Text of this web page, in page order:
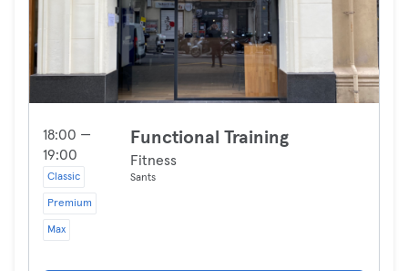
18:00 —
19:00
Classic
Premium
Max
Functional Training
Fitness
Sants